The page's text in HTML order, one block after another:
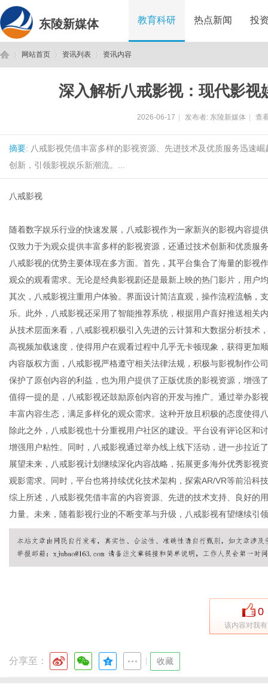
东陵新媒体 教育科研 热点新闻 投
网站首页 资讯列表 资讯内容
深入解析八戒影视：现代影
2026-06-17 发布者: 东陵新媒体 查
摘要: 八戒影视凭借丰富多样的影视资源、先进技术及优质服务迅速
创新，引领影视娱乐新潮流。...
八戒影视
随着数字娱乐行业的快速发展，八戒影视作为一家新兴的影视内容提
仅致力于为观众提供丰富多样的影视资源，还通过技术创新和优质服
八戒影视的优势主要体现在多方面。首先，其平台集合了海量的影视
观众的观看需求。无论是经典影视剧还是最新上映的热门影片，用户
其次，八戒影视注重用户体验。界面设计简洁直观，操作流程流畅，
乐。此外，八戒影视还采用了智能推荐系统，根据用户喜好推送相关
从技术层面来看，八戒影视积极引入先进的云计算和大数据分析技术
高视频加载速度，使得用户在观看过程中几乎无卡顿现象，获得更加
内容版权方面，八戒影视严格遵守相关法律法规，积极与影视制作公
保护了原创内容的利益，也为用户提供了正版优质的影视资源，增强
值得一提的是，八戒影视还鼓励原创内容的开发与推广。通过举办影
丰富内容生态，满足多样化的观众需求。这种开放且积极的态度使得
除此之外，八戒影视也十分重视用户社区的建设。平台设有评论区和
增强用户粘性。同时，八戒影视通过举办线上线下活动，进一步拉近
展望未来，八戒影视计划继续深化内容战略，拓展更多海外优秀影视
观影需求。同时，平台也将持续优化技术架构，探索AR/VR等前沿科
综上所述，八戒影视凭借丰富的内容资源、先进的技术支持、良好的
力量。未来，随着影视行业的不断变革与升级，八戒影视有望继续引
0
该内容对我
分享至： 收藏